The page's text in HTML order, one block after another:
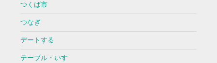
つくば市
つなぎ
デートする
テーブル・いす